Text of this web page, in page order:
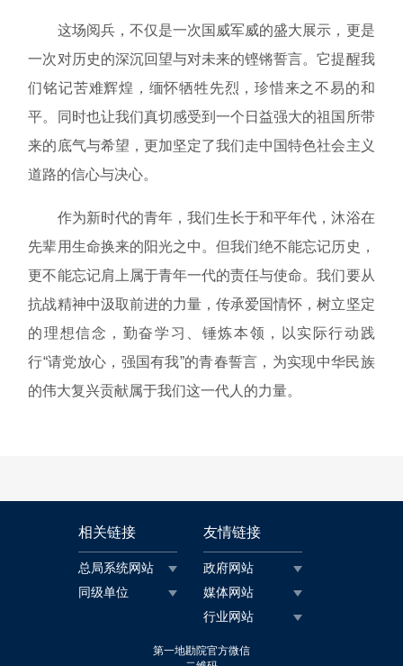
这场阅兵，不仅是一次国威军威的盛大展示，更是
一次对历史的深沉回望与对未来的铿锵誓言。它提醒我
们铭记苦难辉煌，缅怀牺牲先烈，珍惜来之不易的和
平。同时也让我们真切感受到一个日益强大的祖国所带
来的底气与希望，更加坚定了我们走中国特色社会主义
道路的信心与决心。
作为新时代的青年，我们生长于和平年代，沐浴在
先辈用生命换来的阳光之中。但我们绝不能忘记历史，
更不能忘记肩上属于青年一代的责任与使命。我们要从
抗战精神中汲取前进的力量，传承爱国情怀，树立坚定
的理想信念，勤奋学习、锤炼本领，以实际行动践
行“请党放心，强国有我”的青春誓言，为实现中华民族
的伟大复兴贡献属于我们这一代人的力量。
相关链接
总局系统网站
同级单位
友情链接
政府网站
媒体网站
行业网站
第一地勘院官方微信